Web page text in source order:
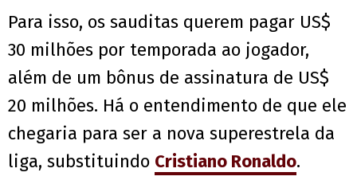
Para isso, os sauditas querem pagar US$
30 milhões por temporada ao jogador,
além de um bônus de assinatura de US$
20 milhões. Há o entendimento de que ele
chegaria para ser a nova superestrela da
liga, substituindo Cristiano Ronaldo.